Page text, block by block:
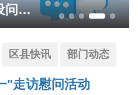
影响营商环境建设问题线索征集
区县快讯 部门动态
"走访慰问活动